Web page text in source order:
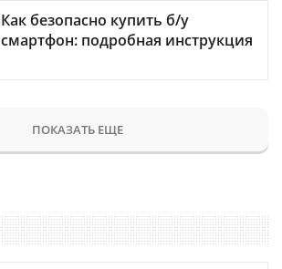
Как безопасно купить б/у
смартфон: подробная инструкция
ПОКАЗАТЬ ЕЩЕ